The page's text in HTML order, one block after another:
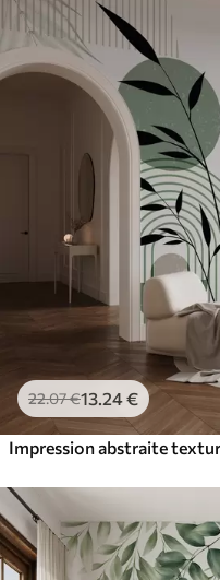
22.07€13 .24€